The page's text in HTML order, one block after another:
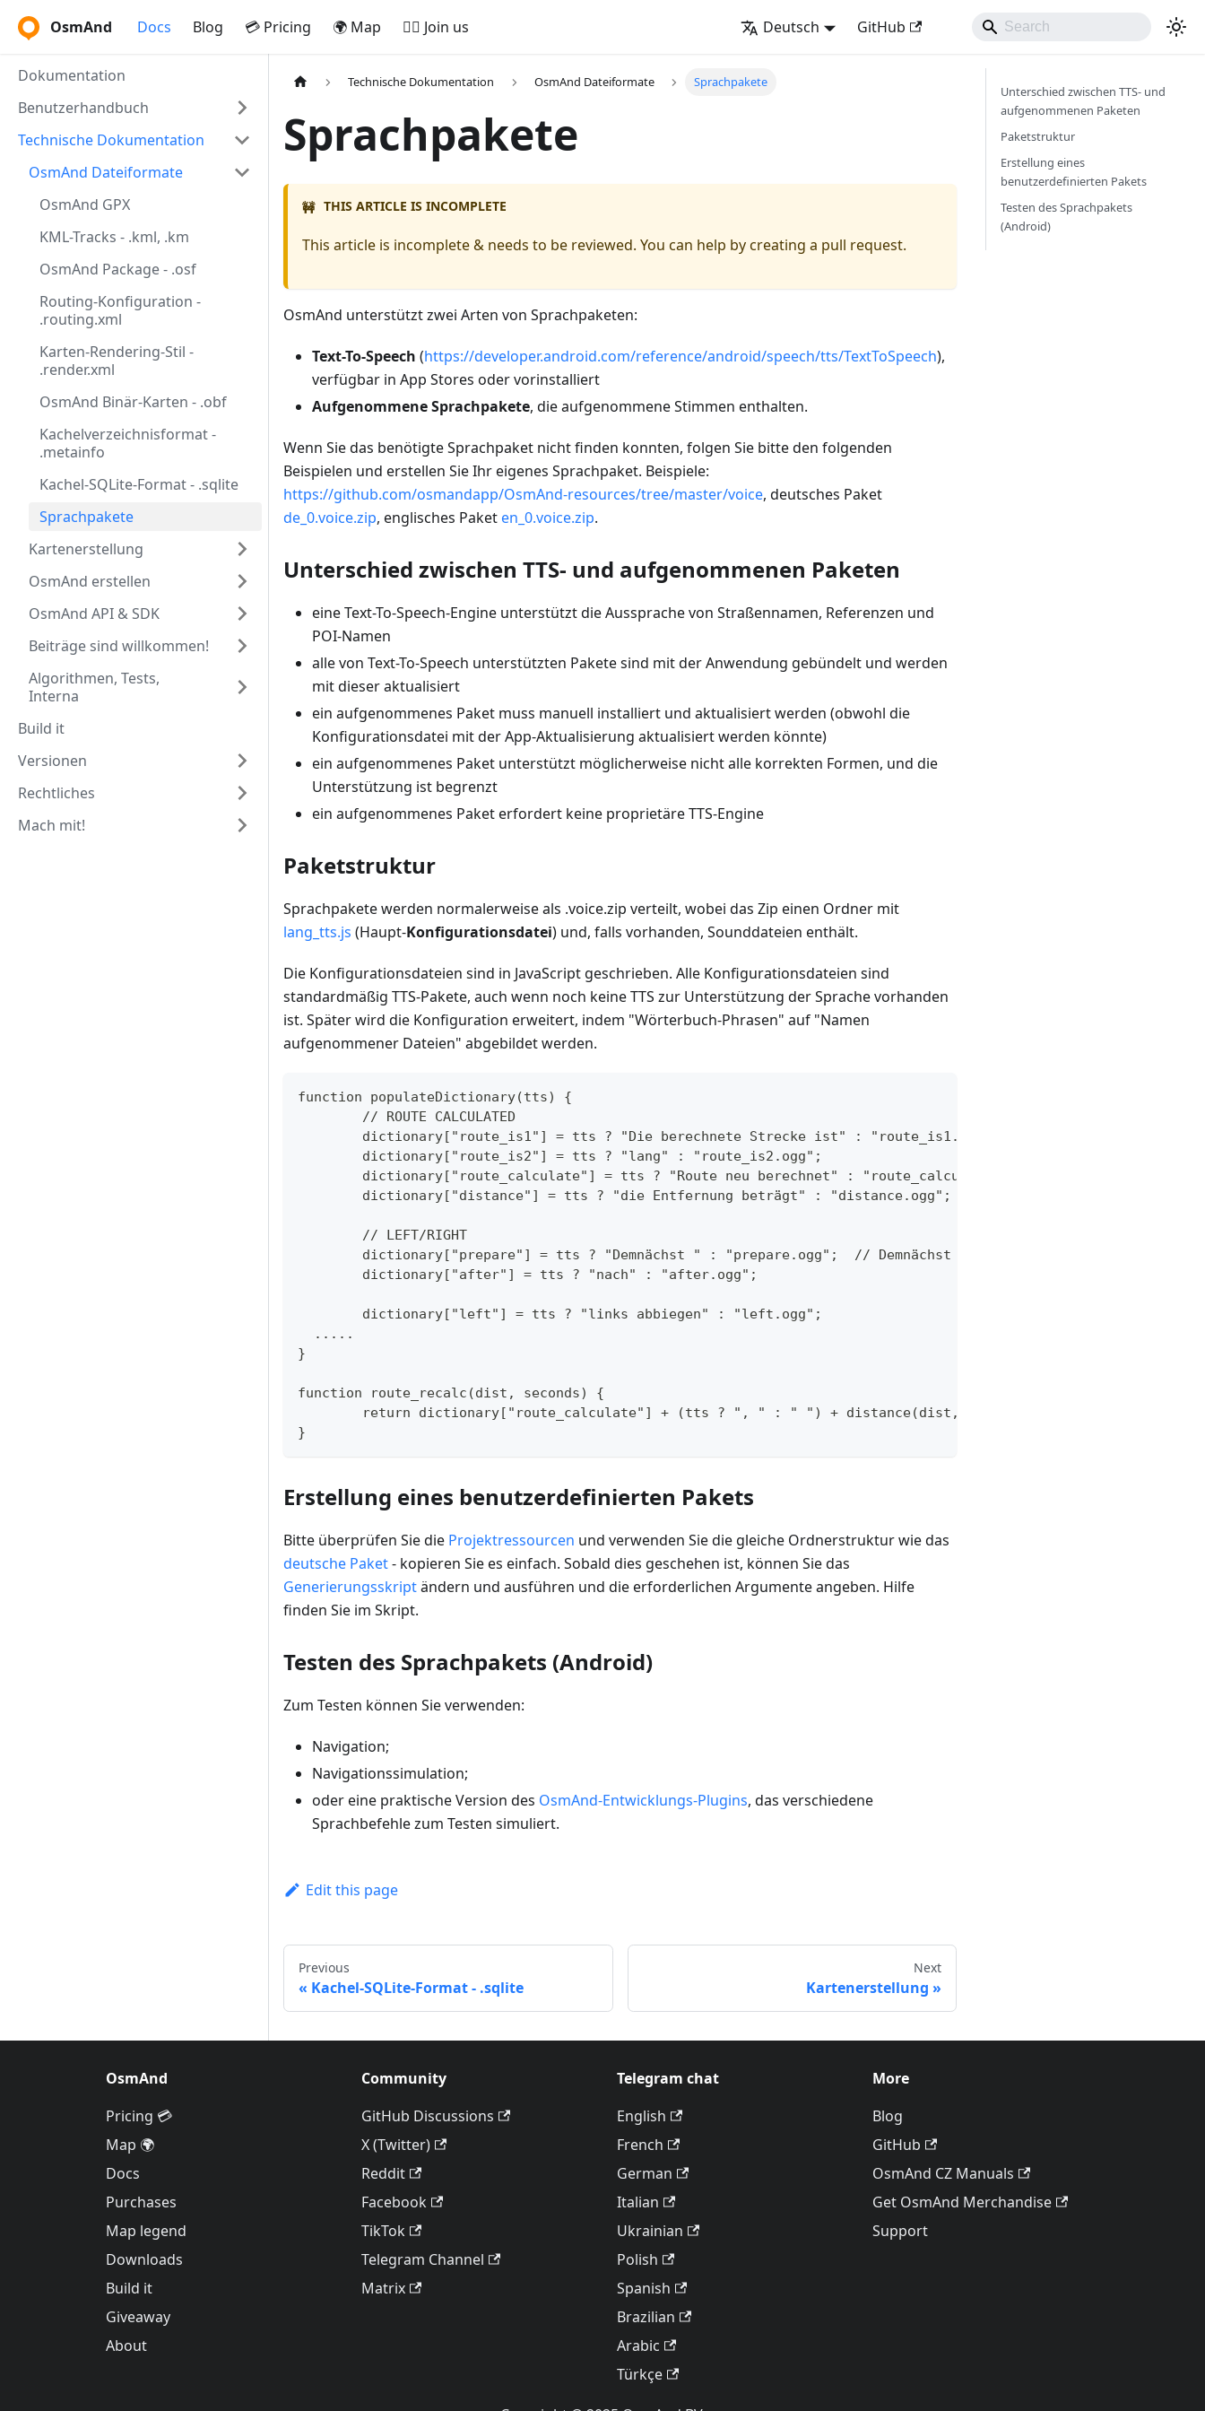
OsmAnd Docs Blog 💳 Pricing 🌍 Map 🚵‍♂️ Join us Deutsch GitHub
Dokumentation
Benutzerhandbuch
Technische Dokumentation
OsmAnd Dateiformate
OsmAnd GPX
KML-Tracks - .kml, .km
OsmAnd Package - .osf
Routing-Konfiguration -
.routing.xml
Karten-Rendering-Stil -
.render.xml
OsmAnd Binär-Karten - .obf
Kachelverzeichnisformat -
.metainfo
Kachel-SQLite-Format - .sqlite
Sprachpakete
Kartenerstellung
OsmAnd erstellen
OsmAnd API & SDK
Beiträge sind willkommen!
Algorithmen, Tests,
Interna
Build it
Versionen
Rechtliches
Mach mit!
Technische Dokumentation OsmAnd Dateiformate Sprachpakete
Sprachpakete
🚧 THIS ARTICLE IS INCOMPLETE
This article is incomplete & needs to be reviewed. You can help by creating a pull request.
OsmAnd unterstützt zwei Arten von Sprachpaketen:
Text-To-Speech (https://developer.android.com/reference/android/speech/tts/TextToSpeech),
verfügbar in App Stores oder vorinstalliert
Aufgenommene Sprachpakete, die aufgenommene Stimmen enthalten.
Wenn Sie das benötigte Sprachpaket nicht finden konnten, folgen Sie bitte den folgenden
Beispielen und erstellen Sie Ihr eigenes Sprachpaket. Beispiele:
https://github.com/osmandapp/OsmAnd-resources/tree/master/voice, deutsches Paket
de_0.voice.zip, englisches Paket en_0.voice.zip.
Unterschied zwischen TTS- und aufgenommenen Paketen
eine Text-To-Speech-Engine unterstützt die Aussprache von Straßennamen, Referenzen und
POI-Namen
alle von Text-To-Speech unterstützten Pakete sind mit der Anwendung gebündelt und werden
mit dieser aktualisiert
ein aufgenommenes Paket muss manuell installiert und aktualisiert werden (obwohl die
Konfigurationsdatei mit der App-Aktualisierung aktualisiert werden könnte)
ein aufgenommenes Paket unterstützt möglicherweise nicht alle korrekten Formen, und die
Unterstützung ist begrenzt
ein aufgenommenes Paket erfordert keine proprietäre TTS-Engine
Paketstruktur
Sprachpakete werden normalerweise als .voice.zip verteilt, wobei das Zip einen Ordner mit
lang_tts.js (Haupt-Konfigurationsdatei) und, falls vorhanden, Sounddateien enthält.
Die Konfigurationsdateien sind in JavaScript geschrieben. Alle Konfigurationsdateien sind
standardmäßig TTS-Pakete, auch wenn noch keine TTS zur Unterstützung der Sprache vorhanden
ist. Später wird die Konfiguration erweitert, indem "Wörterbuch-Phrasen" auf "Namen
aufgenommener Dateien" abgebildet werden.
function populateDictionary(tts) {
	// ROUTE CALCULATED
	dictionary["route_is1"] = tts ? "Die berechnete Strecke ist" : "route_is1.ogg";
	dictionary["route_is2"] = tts ? "lang" : "route_is2.ogg";
	dictionary["route_calculate"] = tts ? "Route neu berechnet" : "route_calculate.ogg";
	dictionary["distance"] = tts ? "die Entfernung beträgt" : "distance.ogg";
	// LEFT/RIGHT
dictionary["prepare"] = tts ? "Demnächst " : "prepare.ogg";  // Demnächst sounds better then Vorbereiten
	dictionary["after"] = tts ? "nach" : "after.ogg";
	dictionary["left"] = tts ? "links abbiegen" : "left.ogg";
  .....
}
function route_recalc(dist, seconds) {
return dictionary["route_calculate"] + (tts ? ", " : " ") + distance(dist, "nominativ") + (tts ? ", "
}
Erstellung eines benutzerdefinierten Pakets
Bitte überprüfen Sie die Projektressourcen und verwenden Sie die gleiche Ordnerstruktur wie das
deutsche Paket- kopieren Sie es einfach. Sobald dies geschehen ist, können Sie das
Generierungsskriptändern und ausführen und die erforderlichen Argumente angeben. Hilfe
finden Sie im Skript.
Testen des Sprachpakets (Android)
Zum Testen können Sie verwenden:
Navigation;
Navigationssimulation;
oder eine praktische Version des OsmAnd-Entwicklungs-Plugins, das verschiedene
Sprachbefehle zum Testen simuliert.
Edit this page
Previous
Kachel-SQLite-Format - .sqlite
Next
Kartenerstellung
Unterschied zwischen TTS- und
aufgenommenen Paketen
Paketstruktur
Erstellung eines
benutzerdefinierten Pakets
Testen des Sprachpakets
(Android)
OsmAnd
Pricing 💳
Map 🌍
Docs
Purchases
Map legend
Downloads
Build it
Giveaway
About
Community
GitHub Discussions
X (Twitter)
Reddit
Facebook
TikTok
Telegram Channel
Matrix
Telegram chat
English
French
German
Italian
Ukrainian
Polish
Spanish
Brazilian
Arabic
Türkçe
More
Blog
GitHub
OsmAnd CZ Manuals
Get OsmAnd Merchandise
Support